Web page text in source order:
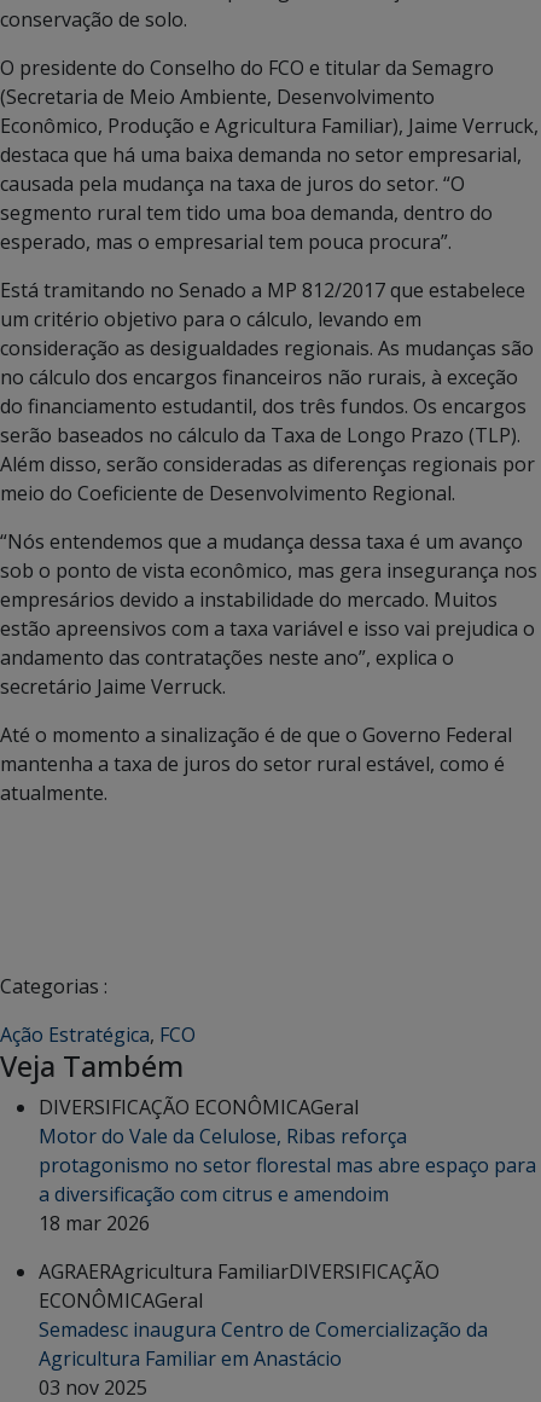
conservação de solo.
O presidente do Conselho do FCO e titular da Semagro
(Secretaria de Meio Ambiente, Desenvolvimento
Econômico, Produção e Agricultura Familiar), Jaime Verruck,
destaca que há uma baixa demanda no setor empresarial,
causada pela mudança na taxa de juros do setor. “O
segmento rural tem tido uma boa demanda, dentro do
esperado, mas o empresarial tem pouca procura”.
Está tramitando no Senado a MP 812/2017 que estabelece
um critério objetivo para o cálculo, levando em
consideração as desigualdades regionais. As mudanças são
no cálculo dos encargos financeiros não rurais, à exceção
do financiamento estudantil, dos três fundos. Os encargos
serão baseados no cálculo da Taxa de Longo Prazo (TLP).
Além disso, serão consideradas as diferenças regionais por
meio do Coeficiente de Desenvolvimento Regional.
“Nós entendemos que a mudança dessa taxa é um avanço
sob o ponto de vista econômico, mas gera insegurança nos
empresários devido a instabilidade do mercado. Muitos
estão apreensivos com a taxa variável e isso vai prejudica o
andamento das contratações neste ano”, explica o
secretário Jaime Verruck.
Até o momento a sinalização é de que o Governo Federal
mantenha a taxa de juros do setor rural estável, como é
atualmente.
Categorias :
Ação Estratégica, FCO
Veja Também
DIVERSIFICAÇÃO ECONÔMICAGeral
Motor do Vale da Celulose, Ribas reforça
protagonismo no setor florestal mas abre espaço para
a diversificação com citrus e amendoim
18 mar 2026
AGRAERAgricultura FamiliarDIVERSIFICAÇÃO
ECONÔMICAGeral
Semadesc inaugura Centro de Comercialização da
Agricultura Familiar em Anastácio
03 nov 2025